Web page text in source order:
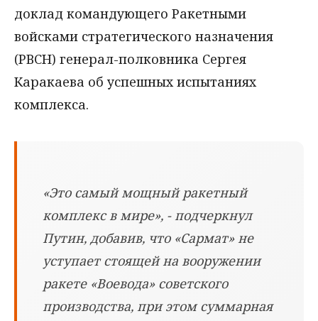
доклад командующего Ракетными
войсками стратегического назначения
(РВСН) генерал-полковника Сергея
Каракаева об успешных испытаниях
комплекса.
«Это самый мощный ракетный
комплекс в мире», - подчеркнул
Путин, добавив, что «Сармат» не
уступает стоящей на вооружении
ракете «Воевода» советского
производства, при этом суммарная